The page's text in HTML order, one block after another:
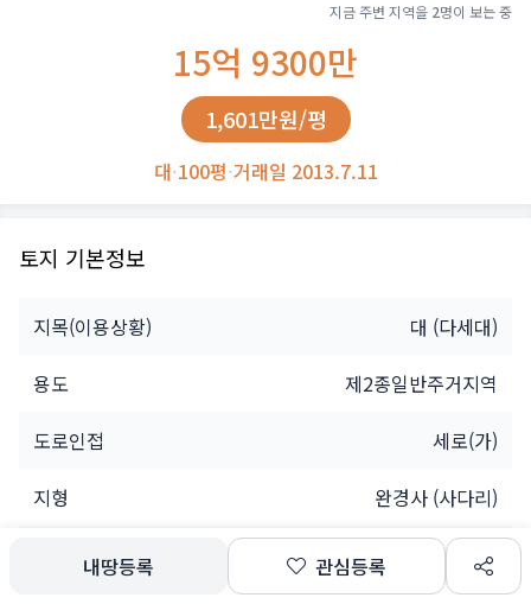
지금 주변 지역을 2명이 보는 중
15억 9300만
1,601만원/평
대·100평·거래일 2013.7.11
토지 기본정보
지목(이용상황) 대 (다세대)
용도
제2종일반주거지역
도로인접
세로(가)
지형
완경사 (사다리)
소유자
개인
내땅등록 관심등록